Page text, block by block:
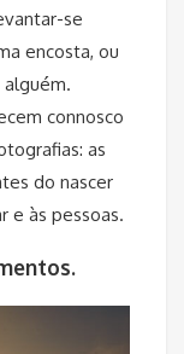
se
encosta, ou
connosco
as
do nascer
e às pessoas.